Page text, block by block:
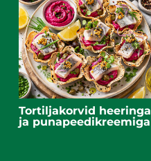
Tortiljakorvid heeringa
ja punapeedikreemiga